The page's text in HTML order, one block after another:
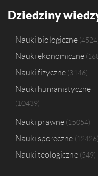
Dziedziny
Nauki biologiczne 4524
Nauki ekonomiczne
Nauki fizyczne 3146
Nauki humanistyczne
10439
Nauki prawne 15054
Nauki społeczne 12426
Nauki teologiczne 549